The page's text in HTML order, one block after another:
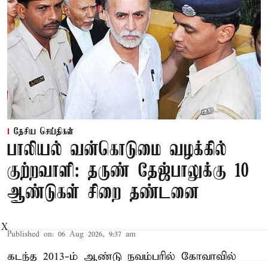
தேசிய செய்திகள்
பாலியல் வன்கொடுமை வழக்கில்
குற்றவாளி: தருண் தேஜ்பாலுக்கு 10
ஆண்டுகள் சிறை தண்டனை
Published on: 06 Aug 2026, 9:37 am
கடந்த 2013-ம் ஆண்டு நவம்பரில் கோவாவில்
X